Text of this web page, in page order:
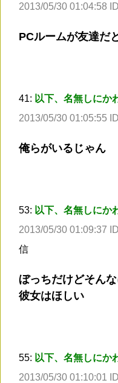
2013/05/30 01:04:58
PCルームが友達だ
41: 以下、名無しにか
2013/05/30 01:05:55
俺らがいるじゃん
53: 以下、名無しにか
2013/05/30 01:09:37
信
ぼっちだけどそん
彼女はほしい
55: 以下、名無しにか
2013/05/30 01:10:01